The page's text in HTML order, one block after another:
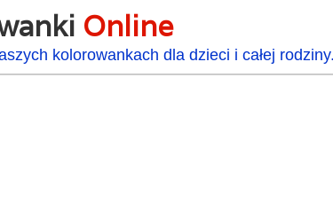
Online
kolorowankach dla dzieci i całej